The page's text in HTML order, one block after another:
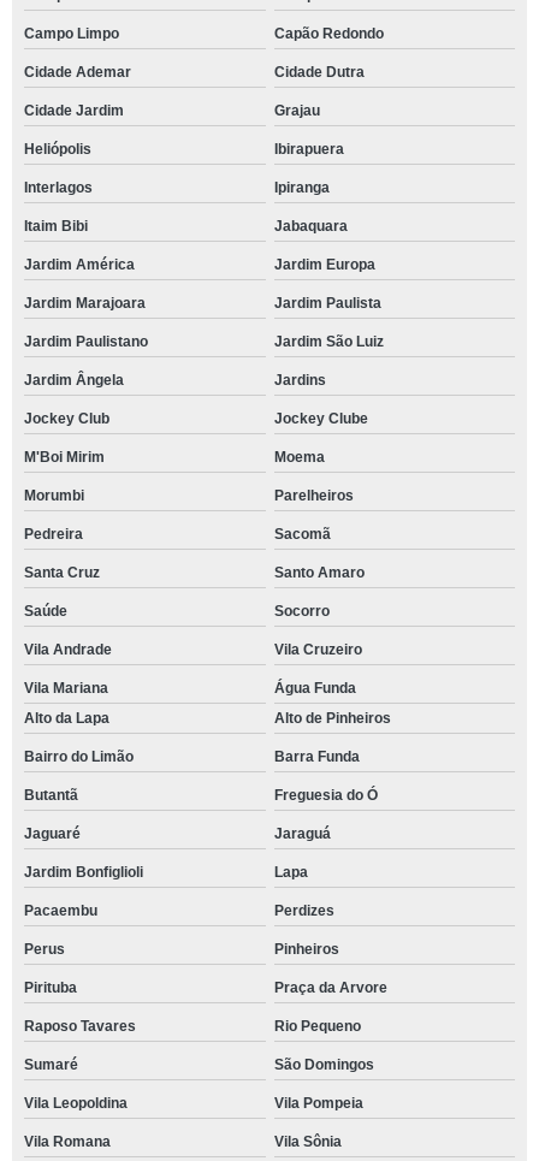
Campo Limpo Capão Redondo
Cidade Ademar Cidade Dutra
Cidade Jardim Grajau
Heliópolis Ibirapuera
Interlagos Ipiranga
Itaim Bibi Jabaquara
Jardim América Jardim Europa
Jardim Marajoara Jardim Paulista
Jardim Paulistano Jardim São Luiz
Jardim Ângela Jardins
Jockey Club Jockey Clube
M'Boi Mirim Moema
Morumbi Parelheiros
Pedreira Sacomã
Santa Cruz Santo Amaro
Saúde Socorro
Vila Andrade Vila Cruzeiro
Vila Mariana
Água Funda
Alto da Lapa
Alto de Pinheiros
Bairro do Limão Barra Funda
Butantã Freguesia do Ó
Jaguaré Jaraguá
Jardim Bonfiglioli Lapa
Pacaembu Perdizes
Perus Pinheiros
Pirituba Praça da Arvore
Raposo Tavares Rio Pequeno
Sumaré São Domingos
Vila Leopoldina Vila Pompeia
Vila Romana Vila Sônia